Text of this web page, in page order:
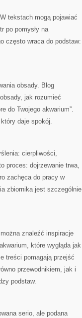
tekstach mogą pojawiać
po pomysły na
często wraca do podstaw:
obsady. Blog
jak rozumieć
do Twojego akwarium”.
daje spokój.
cierpliwości,
proces: dojrzewanie trwa,
zachęca do pracy w
zbiornika jest szczególnie
znaleźć inspiracje
które wygląda jak
treści pomagają przejść
przewodnikiem, jak i
podstaw.
serio, ale podana